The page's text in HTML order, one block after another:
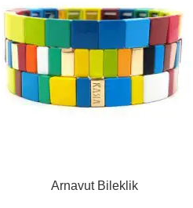
Arnavut Bileklik